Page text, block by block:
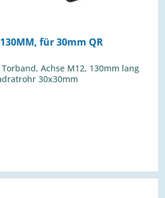
für 30mm QR
Achse M12, 130mm lang
30x30mm